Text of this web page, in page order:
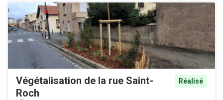
Végétalisation de la rue Saint-
Roch
Réalisé